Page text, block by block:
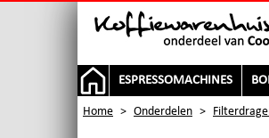
ESPRESSOMACHINES
Home > Onderdelen >